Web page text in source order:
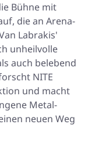
Bühne mit
die an Arena-
Labrakis'
unheilvolle
auch belebend
NITE
und macht
Metal-
neuen Weg